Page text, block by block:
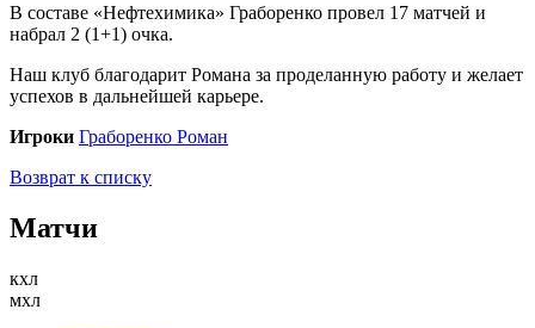
В составе «Нефтехимика» Граборенко провел 17 матчей и
набрал 2 (1+1) очка.
Наш клуб благодарит Романа за проделанную работу и желает
успехов в дальнейшей карьере.
Игроки Граборенко Роман
Возврат к списку
Матчи
кхл
мхл